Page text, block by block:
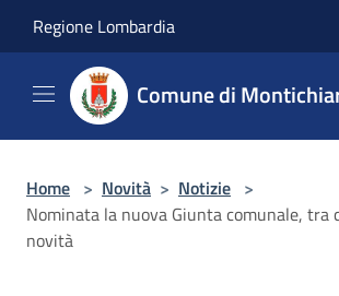
Regione Lombardia
Comune di
Home > Novità > Notizie >
Nominata la nuova Giunta comunale, tra
novità